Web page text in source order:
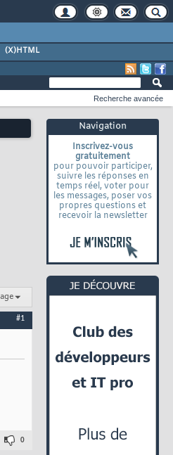
(X)HTML
Navigation
Inscrivez-vous
gratuitement
pour pouvoir participer,
suivre les réponses en
temps réel, voter pour
les messages, poser vos
propres questions et
recevoir la newsletter
Recherche avancée
#1
0